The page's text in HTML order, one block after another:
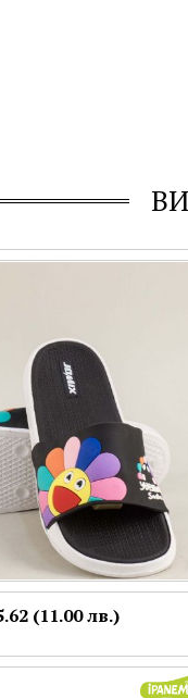
(11.00 лв.)
на равно